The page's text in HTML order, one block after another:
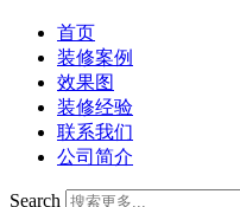
首页
装修案例
效果图
装修经验
联系我们
公司简介
Search